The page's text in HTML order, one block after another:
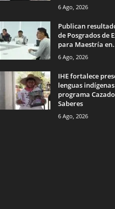
6 Ago, 2026
Publican
de Posgrados de
para Maestría
6 Ago, 2026
IHE fortalece
lenguas
programa
Saberes
6 Ago, 2026